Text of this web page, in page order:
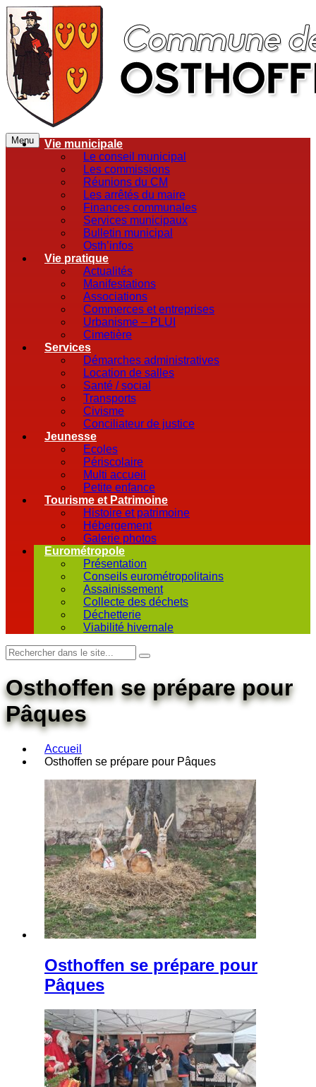
Menu
Vie municipale
Le conseil municipal
Les commissions
Réunions du CM
Les arrêtés du maire
Finances communales
Services municipaux
Bulletin municipal
Osth’infos
Vie pratique
Actualités
Manifestations
Associations
Commerces et entreprises
Urbanisme – PLUI
Cimetière
Services
Démarches administratives
Location de salles
Santé / social
Transports
Civisme
Conciliateur de justice
Jeunesse
Ecoles
Périscolaire
Multi accueil
Petite enfance
Tourisme et Patrimoine
Histoire et patrimoine
Hébergement
Galerie photos
Eurométropole
Présentation
Conseils eurométropolitains
Assainissement
Collecte des déchets
Déchetterie
Viabilité hivernale
Osthoffen se prépare pour
Pâques
Accueil
Osthoffen se prépare pour Pâques
Osthoffen se prépare pour
Pâques